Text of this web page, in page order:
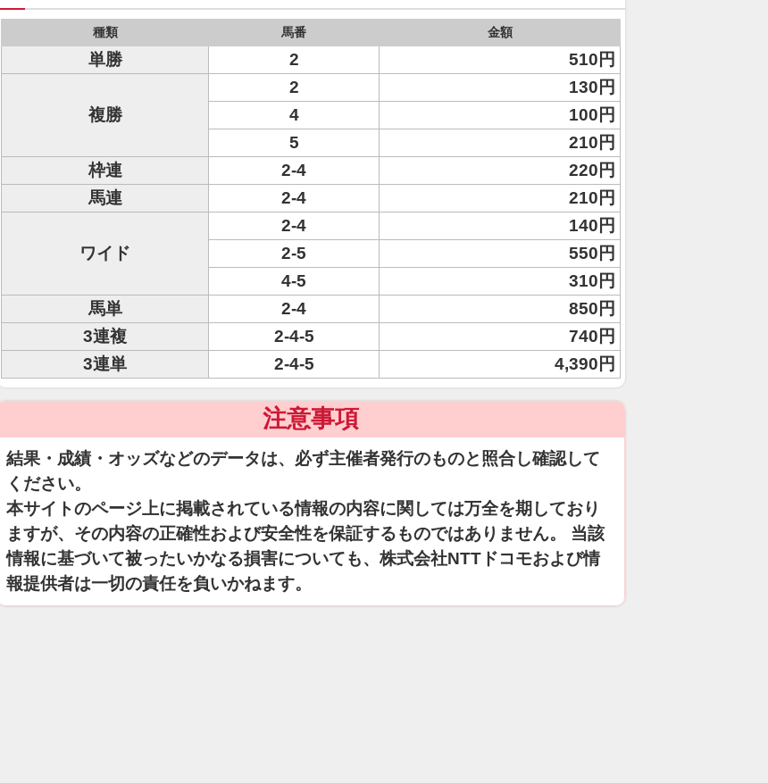
種類 馬番 金額
単勝 2 510円
複勝
2
130円
4
100円
5
210円
枠連
2-4
220円
馬連
2-4 210円
ワイド
2-4
140円
2-5
550円
4-5
310円
馬単
2-4
850円
3連複
2-4-5
740円
3連単
2-4-5 4,390円
注意事項
結果・成績・オッズなどのデータは、必ず主催者発行のものと照合し確認して
ください。
本サイトのページ上に掲載されている情報の内容に関しては万全を期しており
ますが、その内容の正確性および安全性を保証するものではありません。 当該
情報に基づいて被ったいかなる損害についても、株式会社NTTドコモおよび情
報提供者は一切の責任を負いかねます。